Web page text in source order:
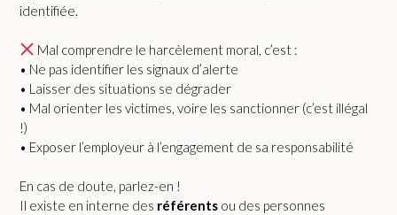
identifiée.
Mal comprendre le harcèlement moral, c’est :
• Ne pas identifier les signaux d’alerte
• Laisser des situations se dégrader
• Mal orienter les victimes, voire les sanctionner (c’est illégal
!)
• Exposer l’employeur à l’engagement de sa responsabilité
En cas de doute, parlez-en !
Il existe en interne des référents ou des personnes